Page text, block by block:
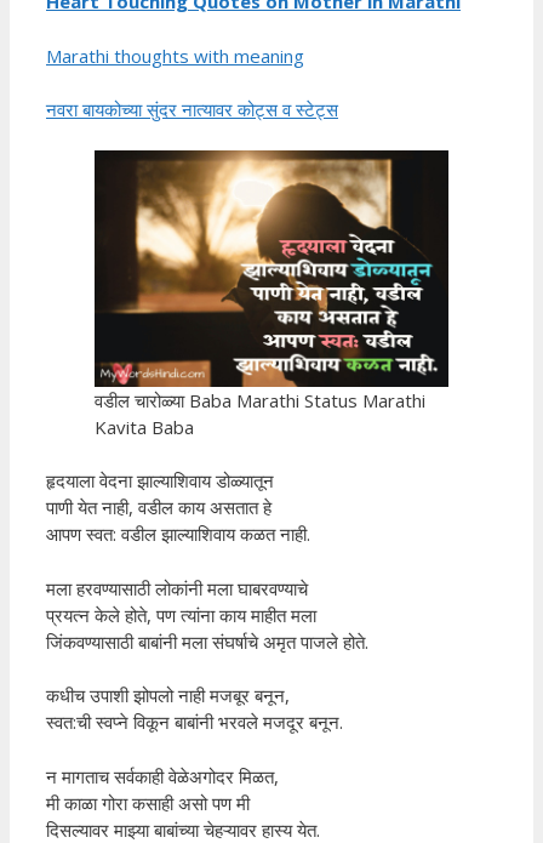
Marathi thoughts with meaning
नवरा बायकोच्या सुंदर नात्यावर कोट्स व स्टेट्स
वडील चारोळ्या Baba Marathi Status Marathi
Kavita Baba
हृदयाला वेदना झाल्याशिवाय डोळ्यातून
पाणी येत नाही, वडील काय असतात हे
आपण स्वत: वडील झाल्याशिवाय कळत नाही.
मला हरवण्यासाठी लोकांनी मला घाबरवण्याचे
प्रयत्न केले होते, पण त्यांना काय माहीत मला
जिंकवण्यासाठी बाबांनी मला संघर्षाचे अमृत पाजले होते.
कधीच उपाशी झोपलो नाही मजबूर बनून,
स्वत:ची स्वप्ने विकून बाबांनी भरवले मजदूर बनून.
न मागताच सर्वकाही वेळेअगोदर मिळत,
मी काळा गोरा कसाही असो पण मी
दिसल्यावर माझ्या बाबांच्या चेहऱ्यावर हास्य येत.